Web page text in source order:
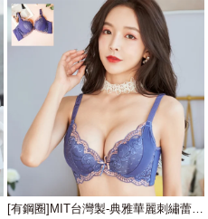
[有鋼圈]MIT台灣製-典雅華麗刺繡蕾絲花邊內衣